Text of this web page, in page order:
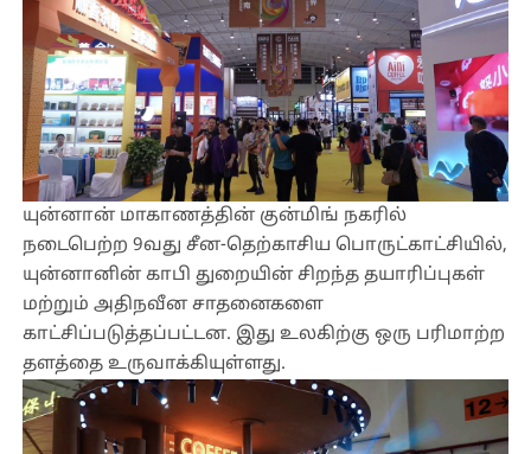
யுன்னான் மாகாணத்தின் குன்மிங் நகரில்
நடைபெற்ற 9வது சீன-தெற்காசிய பொருட்காட்சியில்,
யுன்னானின் காபி துறையின் சிறந்த தயாரிப்புகள்
மற்றும் அதிநவீன சாதனைகளை
காட்சிப்படுத்தப்பட்டன. இது உலகிற்கு ஒரு பரிமாற்ற
தளத்தை உருவாக்கியுள்ளது.